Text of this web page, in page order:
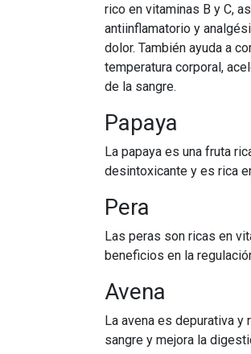
rico en vitaminas B y C,
antiinflamatorio y
dolor. También ayuda a
temperatura corporal,
de la sangre.
Papaya
La papaya es una fruta
desintoxicante y es rica
Pera
Las peras son ricas en
beneficios en la
Avena
La avena es depurativa
sangre y mejora la